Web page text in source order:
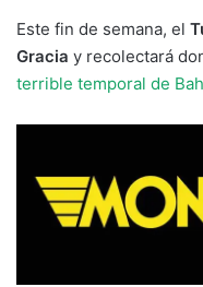
Este fin de semana, el
Gracia y recolectará
terrible temporal de